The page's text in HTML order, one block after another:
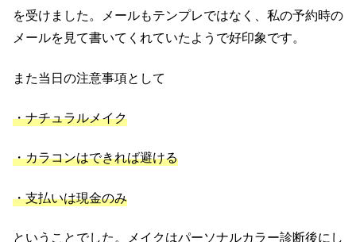
を受けました。メールもテンプレではなく、私の予約時の
メールを見て書いてくれていたようで好印象です。
また当日の注意事項として
・ナチュラルメイク
・カラコンはできれば避ける
・支払いは現金のみ
ということでした。メイクはパーソナルカラー診断後にし